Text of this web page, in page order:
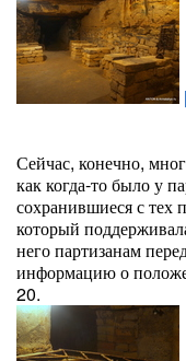
Сейчас, конечно,
как когда-то было у
сохранившиеся с тех
который
него партизанам
информацию о
20.